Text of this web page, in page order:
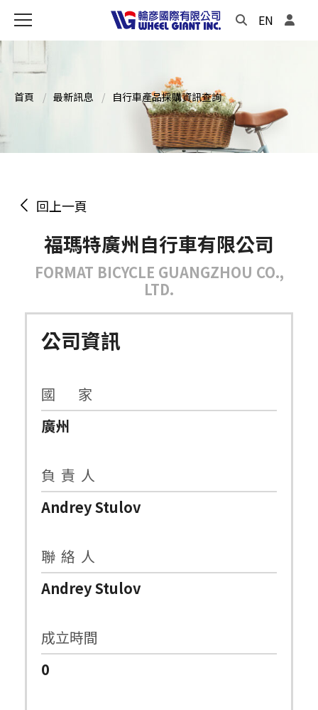
EN
首頁 最新訊息 自行車產品採購資訊查詢
回上一頁
福瑪特廣州自行車有限公司
FORMAT BICYCLE GUANGZHOU CO.,
LTD.
公司資訊
國 家
廣州
負 責 人
Andrey Stulov
聯 絡 人
Andrey Stulov
成立時間
0